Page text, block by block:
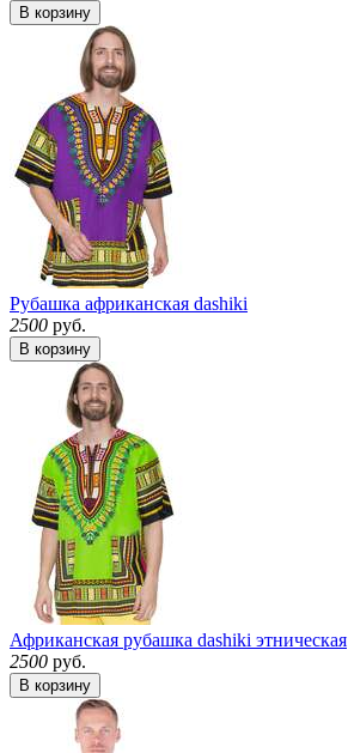
В корзину
Рубашка африканская dashiki
2500 руб.
В корзину
Африканская рубашка dashiki этническая
2500 руб.
В корзину